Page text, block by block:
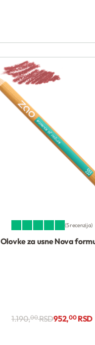
Kupi
5 recenzija
Olovke za usne Nova
1.190,00RSD952,00 RSD